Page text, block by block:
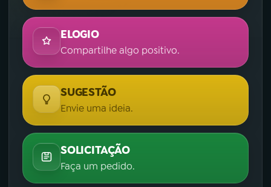
ELOGIO
Compartilhe algo positivo.
SUGESTÃO
Envie uma ideia.
SOLICITAÇÃO
Faça um pedido.